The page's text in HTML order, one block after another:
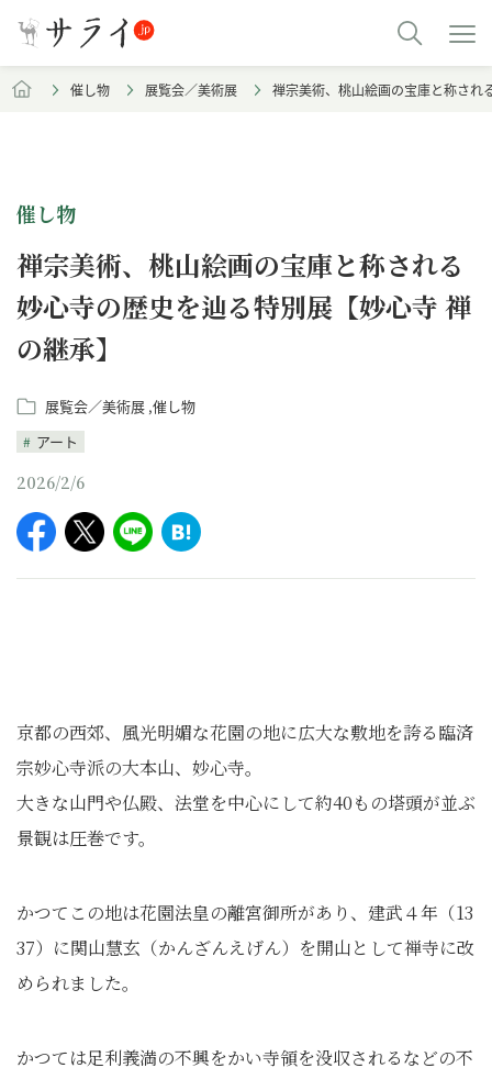
催し物 展覧会／美術展 禅宗美術、桃山絵画の宝庫と称され
催し物
禅宗美術、桃山絵画の宝庫と称される
妙心寺の歴史を辿る特別展【妙心寺 禅
の継承】
展覧会／美術展 催し物
アート
2026/2/6
京都の西郊、風光明媚な花園の地に広大な敷地を誇る臨済
宗妙心寺派の大本山、妙心寺。
大きな山門や仏殿、法堂を中心にして約40もの塔頭が並ぶ
景観は圧巻です。
かつてこの地は花園法皇の離宮御所があり、建武４年（13
37）に関山慧玄（かんざんえげん）を開山として禅寺に改
められました。
かつては足利義満の不興をかい寺領を没収されるなどの不